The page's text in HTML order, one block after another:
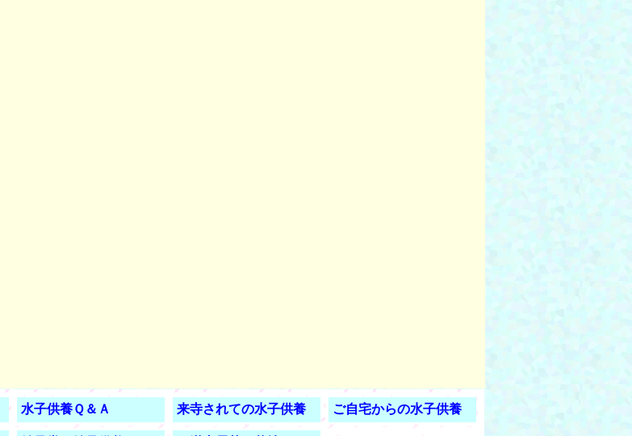
水子供養Ｑ＆Ａ 来寺されての水子供養 ご自宅からの水子供養